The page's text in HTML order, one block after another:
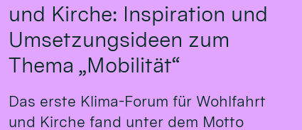
und Kirche: Inspiration und
Umsetzungsideen zum
Thema „Mobilität“
Das erste Klima-Fo­rum für Wohl­fahrt
und Kirche fand un­ter dem Mot­to